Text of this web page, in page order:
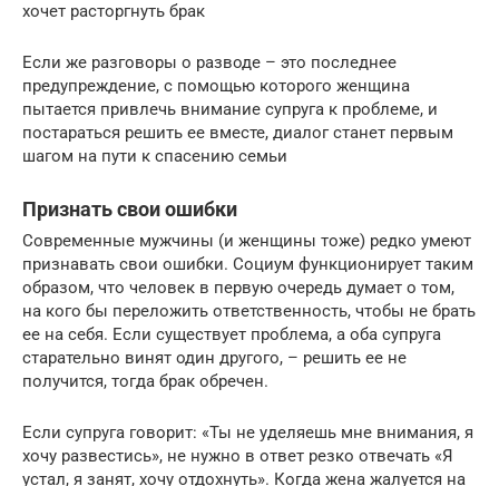
хочет расторгнуть брак
Если же разговоры о разводе – это последнее
предупреждение, с помощью которого женщина
пытается привлечь внимание супруга к проблеме, и
постараться решить ее вместе, диалог станет первым
шагом на пути к спасению семьи
Признать свои ошибки
Современные мужчины (и женщины тоже) редко умеют
признавать свои ошибки. Социум функционирует таким
образом, что человек в первую очередь думает о том,
на кого бы переложить ответственность, чтобы не брать
ее на себя. Если существует проблема, а оба супруга
старательно винят один другого, – решить ее не
получится, тогда брак обречен.
Если супруга говорит: «Ты не уделяешь мне внимания, я
хочу развестись», не нужно в ответ резко отвечать «Я
устал, я занят, хочу отдохнуть». Когда жена жалуется на